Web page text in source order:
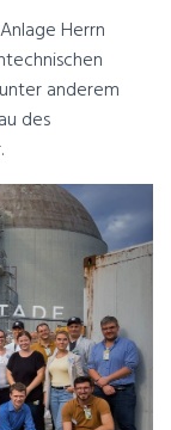
Herrn
anderem
des